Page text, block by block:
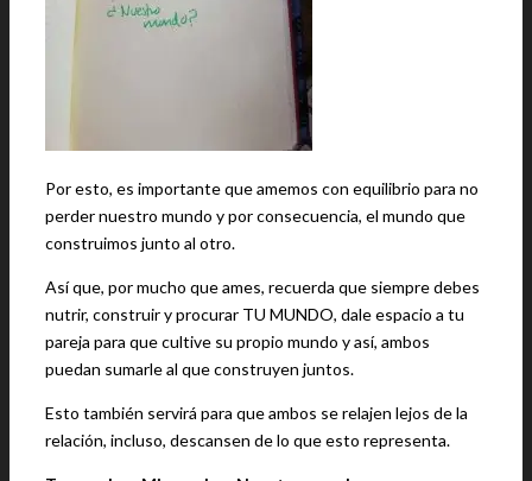
Por esto, es importante que amemos con equilibrio para no
perder nuestro mundo y por consecuencia, el mundo que
construimos junto al otro.
Así que, por mucho que ames, recuerda que siempre debes
nutrir, construir y procurar TU MUNDO, dale espacio a tu
pareja para que cultive su propio mundo y así, ambos
puedan sumarle al que construyen juntos.
Esto también servirá para que ambos se relajen lejos de la
relación, incluso, descansen de lo que esto representa.